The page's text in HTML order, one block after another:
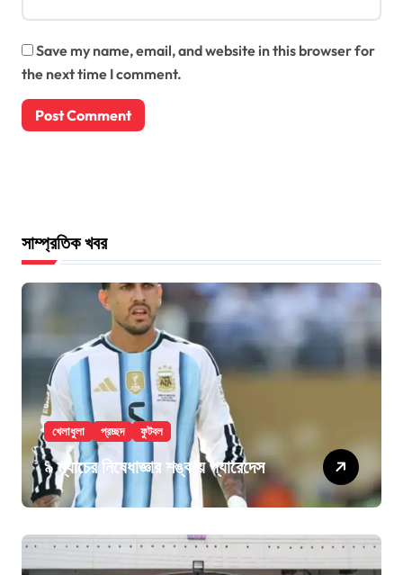
Save my name, email, and website in this browser for
the next time I comment.
সাম্প্রতিক খবর
খেলাধুলা প্রচ্ছদ ফুটবল
৯ ম্যাচের নিষেধাজ্ঞার শঙ্কায় প্যারেদেস